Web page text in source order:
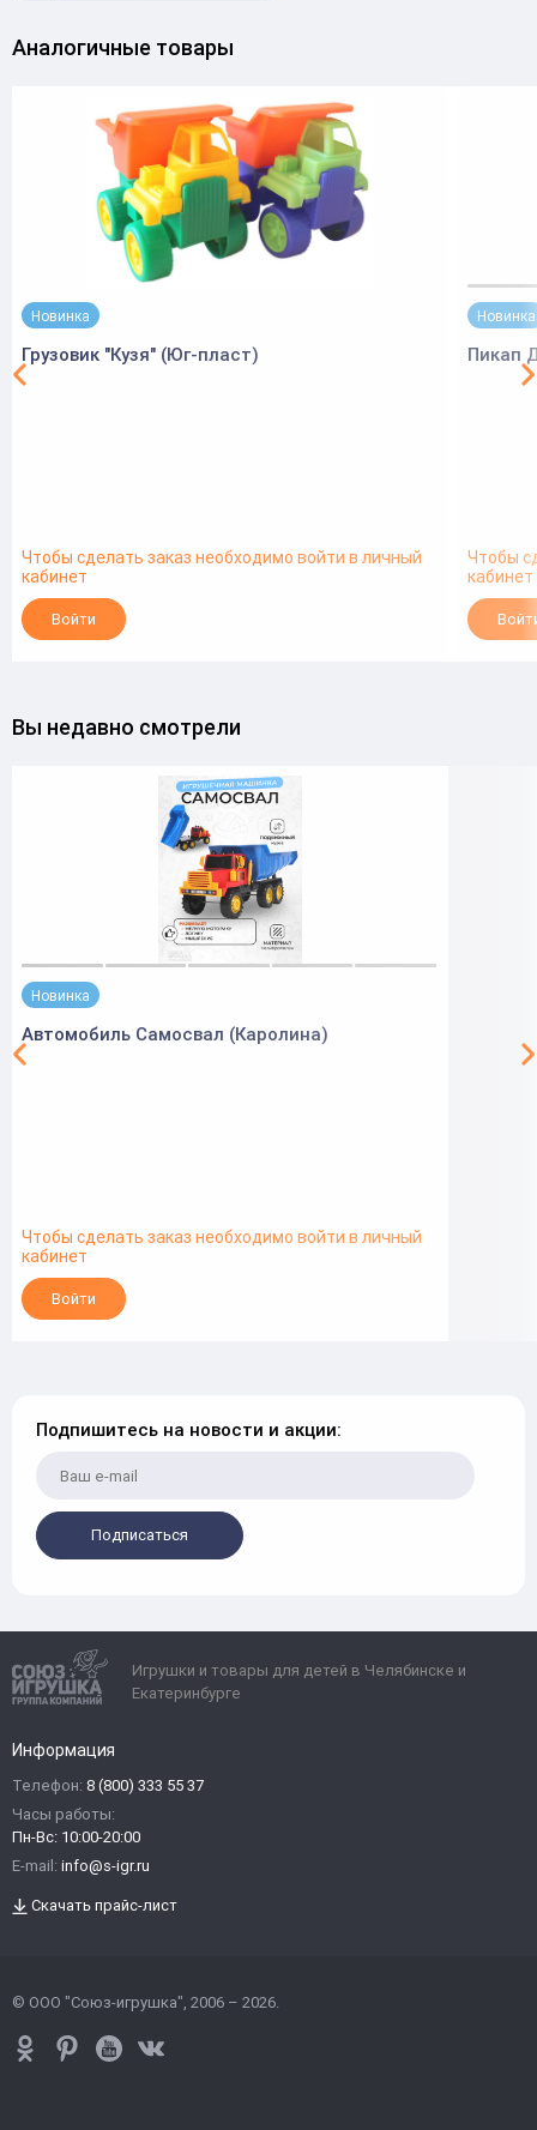
Аналогичные товары
Новинка
Грузовик "Кузя" (Юг-пласт)
Чтобы сделать заказ необходимо войти в личный
кабинет
Войти
Новинка
Пикап
Чтобы
кабинет
Вы недавно смотрели
Новинка
Автомобиль Самосвал (Каролина)
Чтобы сделать заказ необходимо войти в личный
кабинет
Войти
Подпишитесь на новости и акции:
Подписаться
Игрушки и товары для детей в Челябинске и
Екатеринбурге
Информация
Телефон: 8 (800) 333 55 37
Часы работы:
Пн-Вс: 10:00-20:00
E-mail: info@s-igr.ru
Скачать прайс-лист
© ООО "Союз-игрушка", 2006 – 2026.